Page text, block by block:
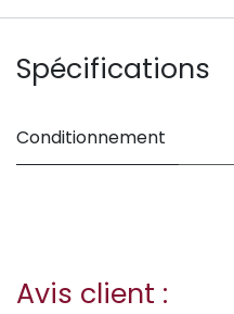
Spécifications
Conditionnement
Avis client :